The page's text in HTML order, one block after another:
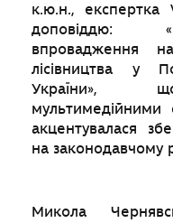
к.ю.н., експертка
доповіддю:
впровадження
лісівництва у
України»,
мультимедійними
акцентувалася
на законодавчому
Микола